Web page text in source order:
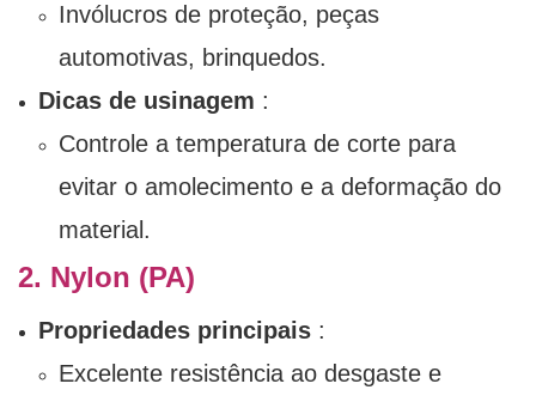
Invólucros de proteção, peças
automotivas, brinquedos.
Dicas de usinagem :
Controle a temperatura de corte para
evitar o amolecimento e a deformação do
material.
2. Nylon (PA)
Propriedades principais:
Excelente resistência ao desgaste e